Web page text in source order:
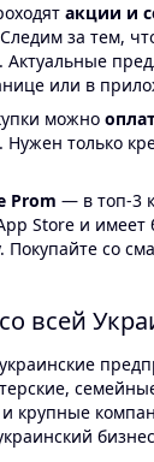
акции и
Следим за тем,
Актуальные
или в
можно
Нужен только
Prom — в топ-3
Store и имеет
Покупайте со
всей
крупные